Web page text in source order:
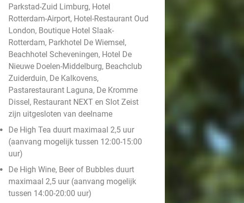
Parkstad-Zuid Limburg, Hotel
Rotterdam-Airport, Hotel-Restaurant Oud
London, Boutique Hotel Slaak-
Rotterdam, Parkhotel De Wiemsel,
Beachhotel Scheveningen, Hotel De
Nieuwe Doelen-Middelburg, Beachclub
Zuiderduin, De Kalkovens,
Pastarestaurant Laguna, De Kromme
Dissel, Restaurant NEXT en Slot Zeist
zijn uitgesloten van deelname
De High Tea duurt maximaal 2,5 uur
(aanvang mogelijk tussen 12:00-15:00
uur)
De High Wine, Beer of Bubbles duurt
maximaal 2,5 uur (aanvang mogelijk
tussen 14:00-20:00 uur)